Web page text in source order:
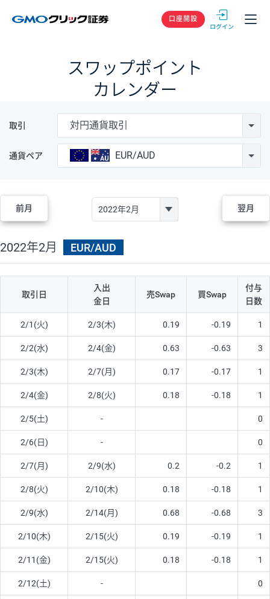
GMOクリック
口座開設
スワップポイント
カレンダー
取引 対円通貨取引
通貨ペア EUR/AUD
前月 翌月
2022年2月 EUR/AUD
取引日
入出
金日
売Swap 買Swap
付与
日数
2/1(火) 2/3(木) 0.19 -0.19 1
2/2(水) 2/4(金) 0.63 -0.63 3
2/3(木) 2/7(月) 0.17 -0.17 1
2/4(金) 2/8(火) 0.18 -0.18 1
2/5(土) - 0
2/6(日) - 0
2/7(月) 2/9(水) 0.2 -0.2 1
2/8(火) 2/10(木) 0.18 -0.18 1
2/9(水) 2/14(月) 0.68 -0.68 3
2/10(木) 2/15(火) 0.19 -0.19 1
2/11(金) 2/15(火) 0.18 -0.18 1
2/12(土) - 0